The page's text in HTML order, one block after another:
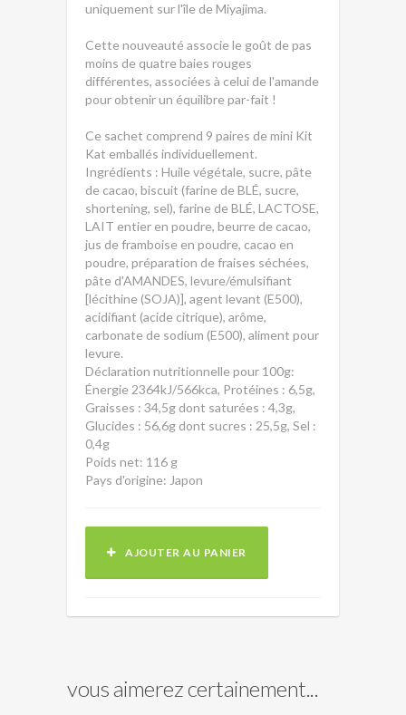
uniquement sur l'île de Miyajima.
Cette nouveauté associe le goût de pas
moins de quatre baies rouges
différentes, associées à celui de l'amande
pour obtenir un équilibre par-fait !
Ce sachet comprend 9 paires de mini Kit
Kat emballés individuellement.
Ingrédients : Huile végétale, sucre, pâte
de cacao, biscuit (farine de BLÉ, sucre,
shortening, sel), farine de BLÉ, LACTOSE,
LAIT entier en poudre, beurre de cacao,
jus de framboise en poudre, cacao en
poudre, préparation de fraises séchées,
pâte d'AMANDES, levure/émulsifiant
[lécithine (SOJA)], agent levant (E500),
acidifiant (acide citrique), arôme,
carbonate de sodium (E500), aliment pour
levure.
Déclaration nutritionnelle pour 100g:
Énergie 2364kJ/566kca, Protéines : 6,5g,
Graisses : 34,5g dont saturées : 4,3g,
Glucides : 56,6g dont sucres : 25,5g, Sel :
0,4g
Poids net: 116 g
Pays d'origine: Japon
AJOUTER AU PANIER
vous aimerez certainement...